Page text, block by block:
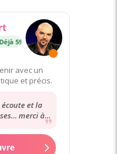
59 000 consultations
avec un
et précis.
et la
merci à
clarté de vos